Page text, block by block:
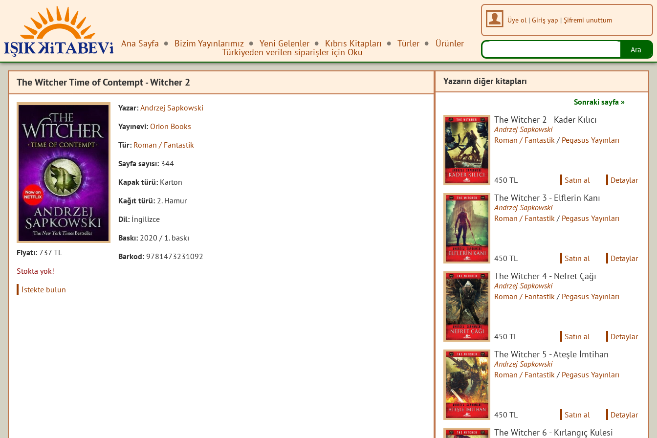
Ana Sayfa Bizim Yayınlarımız Yeni Gelenler Kıbrıs Kitapları Türler Ürünler
Türkiyeden verilen siparişler için Oku
Üye ol | Giriş yap | Şifremi unuttum
The Witcher Time of Contempt - Witcher 2
Fiyatı: 737 TL
Stokta yok!
İstekte bulun
Yazar:Andrzej Sapkowski
Yayınevi:Orion Books
Tür: Roman / Fantastik
Sayfa sayısı: 344
Kapak türü: Karton
Kağıt türü: 2. Hamur
Dil: İngilizce
Baskı: 2020 / 1. baskı
Barkod:9781473231092
Yazarın diğer kitapları
Sonraki sayfa »
The Witcher 2 - Kader Kılıcı
Andrzej Sapkowski
Roman / Fantastik / Pegasus Yayınları
450 TL Satın al Detaylar
The Witcher 3 - Elflerin Kanı
Andrzej Sapkowski
Roman / Fantastik / Pegasus Yayınları
450 TL Satın al Detaylar
The Witcher 4 - Nefret Çağı
Andrzej Sapkowski
Roman / Fantastik / Pegasus Yayınları
450 TL Satın al Detaylar
The Witcher 5 - Ateşle İmtihan
Andrzej Sapkowski
Roman / Fantastik / Pegasus Yayınları
450 TL Satın al Detaylar
The Witcher 6 - Kırlangıç Kulesi